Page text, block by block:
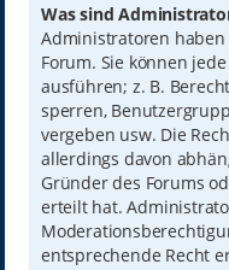
Was sind
Administratoren
Forum. Sie können
ausführen; z. B.
sperren,
vergeben usw. Die
allerdings davon
Gründer des Forums
erteilt hat.
entsprechende Recht